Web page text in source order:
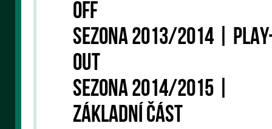
OFF
SEZONA 2013/2014 |
OUT
SEZONA 2014/2015 |
ZÁKLADNÍ ČÁST